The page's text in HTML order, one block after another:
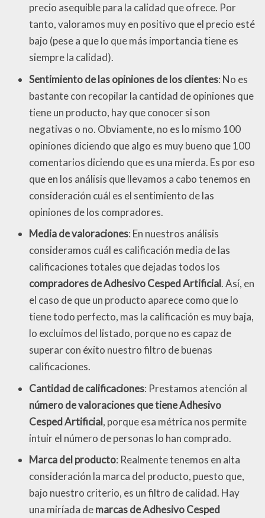
precio asequible para la calidad que ofrece. Por
tanto, valoramos muy en positivo que el precio esté
bajo (pese a que lo que más importancia tiene es
siempre la calidad).
Sentimiento de las opiniones de los clientes: No es
bastante con recopilar la cantidad de opiniones que
tiene un producto, hay que conocer si son
negativas o no. Obviamente, no es lo mismo 100
opiniones diciendo que algo es muy bueno que 100
comentarios diciendo que es una mierda. Es por eso
que en los análisis que llevamos a cabo tenemos en
consideración cuál es el sentimiento de las
opiniones de los compradores.
Media de valoraciones: En nuestros análisis
consideramos cuál es calificación media de las
calificaciones totales que dejadas todos los
compradores de Adhesivo Cesped Artificial. Así, en
el caso de que un producto aparece como que lo
tiene todo perfecto, mas la calificación es muy baja,
lo excluimos del listado, porque no es capaz de
superar con éxito nuestro filtro de buenas
calificaciones.
Cantidad de calificaciones: Prestamos atención al
número de valoraciones que tiene Adhesivo
Cesped Artificial, porque esa métrica nos permite
intuir el número de personas lo han comprado.
Marca del producto: Realmente tenemos en alta
consideración la marca del producto, puesto que,
bajo nuestro criterio, es un filtro de calidad. Hay
una miríada demarcas de Adhesivo Cesped